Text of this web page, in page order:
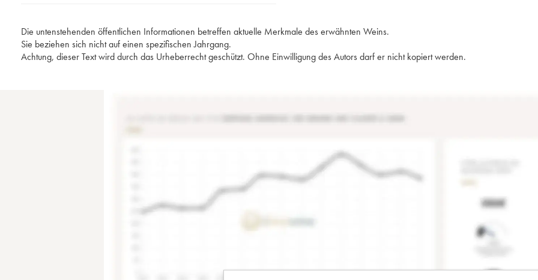
Die untenstehenden öffentlichen Informationen betreffen aktuelle Merkmale des erwähnten Weins.
Sie beziehen sich nicht auf einen spezifischen Jahrgang.
Achtung, dieser Text wird durch das Urheberrecht geschützt. Ohne Einwilligung des Autors darf er nicht kopiert werden.